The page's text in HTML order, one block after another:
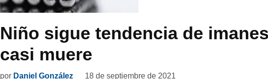
Niño sigue tendencia de
casi muere
por Daniel González 18 de septiembre de 2021